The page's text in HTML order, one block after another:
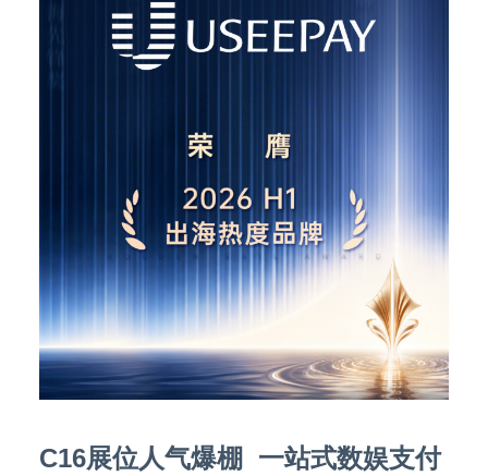
C16展位人气爆棚 一站式数娱支付